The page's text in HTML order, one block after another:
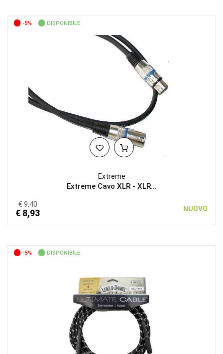
-5% DISPONIBILE
Extreme
Extreme Cavo XLR - XLR...
€ 9,40
€ 8,93 NUOVO
-5% DISPONIBILE